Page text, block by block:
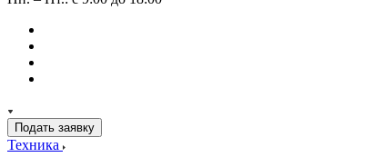
Подать заявку
Техника